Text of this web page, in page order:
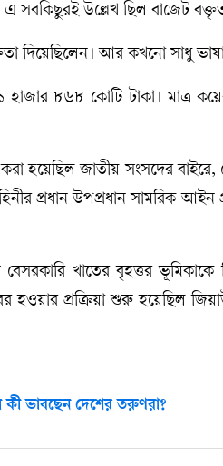
সবকিছুরই উল্লেখ ছিল বাজেট
দিয়েছিলেন। আর কখনো সাধু
৮৬৮ কোটি টাকা। মাত্র
হয়েছিল জাতীয় সংসদের
প্রধান উপপ্রধান সামরিক আইন
বেসরকারি খাতের বৃহত্তর
হওয়ার প্রক্রিয়া শুরু হয়েছিল
কী ভাবছেন দেশের তরুণরা?